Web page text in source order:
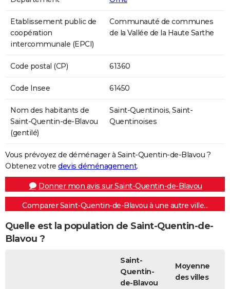
Etablissement public de
coopération
intercommunale (EPCI)
Communauté de communes
de la Vallée de la Haute Sarthe
Code postal (CP) 61360
Code Insee 61450
Nom des habitants de
Saint-Quentin-de-Blavou
(gentilé)
Saint-Quentinois, Saint-
Quentinoises
Vous prévoyez de déménager à Saint-Quentin-de-Blavou ?
Obtenez votre devis déménagement.
Donner mon avis sur Saint-Quentin-de-Blavou
Comparer Saint-Quentin-de-Blavou à une autre ville...
Quelle est la population de Saint-Quentin-de-
Blavou ?
Saint-
Quentin-
de-Blavou
Moyenne
des villes